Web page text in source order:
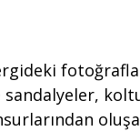
sandalyeler,